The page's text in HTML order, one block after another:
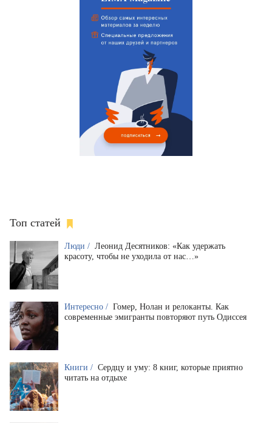
Топ статей
Люди / Леонид Десятников: «Как удержать
красоту, чтобы не уходила от нас…»
Интересно / Гомер, Нолан и релоканты. Как
современные эмигранты повторяют путь Одиссея
Книги / Сердцу и уму: 8 книг, которые приятно
читать на отдыхе